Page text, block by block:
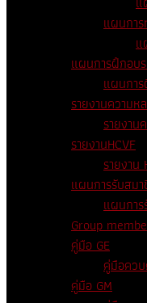
แผนกา
แ
แผนการฝึกอบ
แผนกา
รายงานความห
รายงาน
รายงานHCVF
รายงาน
แผนการรับสม
แผนกา
Group
คู่มือ GE
คู่มือคว
คู่มือ GM